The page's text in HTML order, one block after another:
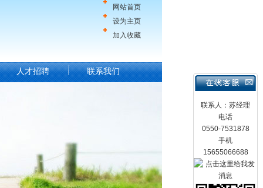
网站首页
设为主页
加入收藏
联系人：苏经理
电话
0550-7531878
手机
15655066688
人才招聘 联系我们